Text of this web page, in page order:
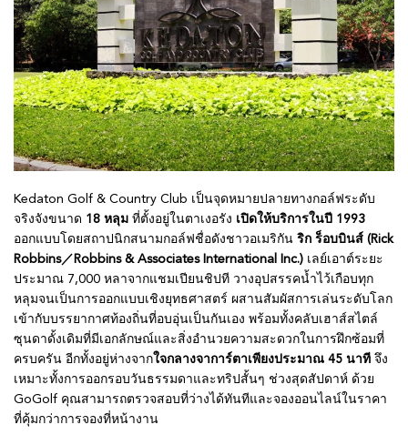
Kedaton Golf & Country Club เป็นจุดหมายปลายทางกอล์ฟระดับ
จริงจังขนาด 18 หลุม ที่ตั้งอยู่ในตาเงอรัง เปิดให้บริการในปี 1993
ออกแบบโดยสถาปนิกสนามกอล์ฟชื่อดังชาวอเมริกัน ริก ร็อบบินส์ (Rick
Robbins／Robbins & Associates International Inc.) เลย์เอาต์ระยะ
ประมาณ 7,000 หลาจากแชมเปียนชิปที วางอุปสรรคน้ำไว้เกือบทุก
หลุมจนเป็นการออกแบบเชิงยุทธศาสตร์ ผสานสัมผัสการเล่นระดับโลก
เข้ากับบรรยากาศท้องถิ่นที่อบอุ่นเป็นกันเอง พร้อมทั้งคลับเฮาส์สไตล์
ซุนดาดั้งเดิมที่มีเอกลักษณ์และสิ่งอำนวยความสะดวกในการฝึกซ้อมที่
ครบครัน อีกทั้งอยู่ห่างจาก ใจกลางจาการ์ตาเพียงประมาณ 45 นาที จึง
เหมาะทั้งการออกรอบวันธรรมดาและทริปสั้นๆ ช่วงสุดสัปดาห์ ด้วย
GoGolf คุณสามารถตรวจสอบที่ว่างได้ทันทีและจองออนไลน์ในราคา
ที่คุ้มกว่าการจองที่หน้างาน